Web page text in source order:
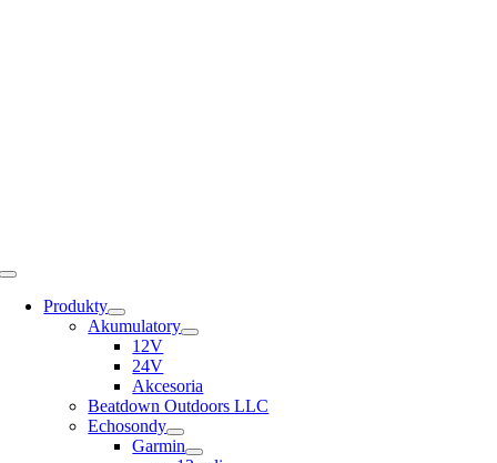
Toggle
NavigationProdukty
Akumulatory
12V
24V
Akcesoria
Beatdown Outdoors LLC
Echosondy
Garmin